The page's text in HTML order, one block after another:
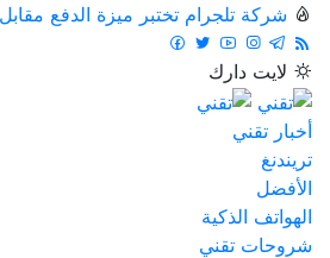
شركة تلجرام تختبر ميزة الدفع
لايت دارك
أخبار تقني
تريندنغ
الأفضل
الهواتف الذكية
شروحات تقني